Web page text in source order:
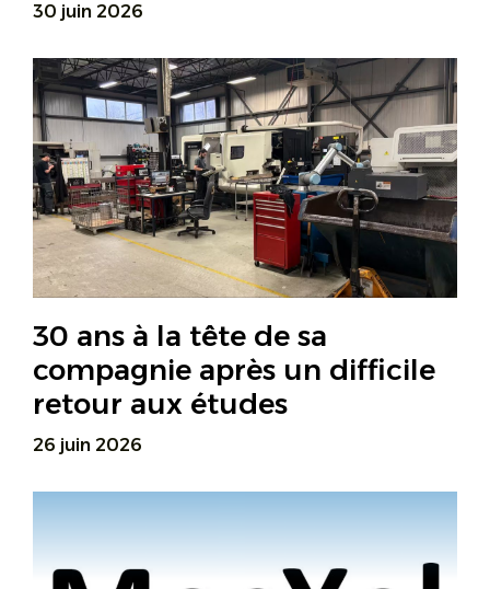
30 juin 2026
30 ans à la tête de sa
compagnie après un difficile
retour aux études
26 juin 2026